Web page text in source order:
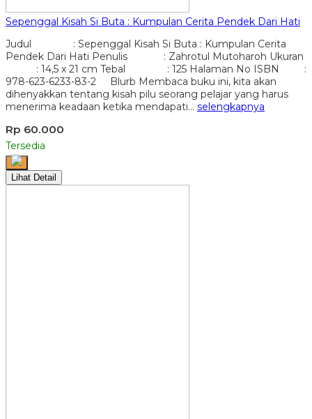
Sepenggal Kisah Si Buta : Kumpulan Cerita Pendek Dari Hati
Judul : Sepenggal Kisah Si Buta : Kumpulan Cerita
Pendek Dari Hati Penulis : Zahrotul Mutoharoh Ukuran
: 14,5 x 21 cm Tebal : 125 Halaman No ISBN :
978-623-6233-83-2 Blurb Membaca buku ini, kita akan
dihenyakkan tentang kisah pilu seorang pelajar yang harus
menerima keadaan ketika mendapati… selengkapnya
Rp 60.000
Tersedia
Lihat Detail